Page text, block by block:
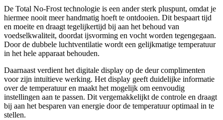
De Total No-Frost technologie is een ander sterk pluspunt, omdat je
hiermee nooit meer handmatig hoeft te ontdooien. Dit bespaart tijd
en moeite en draagt tegelijkertijd bij aan het behoud van
voedselkwaliteit, doordat ijsvorming en vocht worden tegengegaan.
Door de dubbele luchtventilatie wordt een gelijkmatige temperatuur
in het hele apparaat behouden.
Daarnaast verdient het digitale display op de deur complimenten
voor zijn intuïtieve werking. Het display geeft duidelijke informatie
over de temperatuur en maakt het mogelijk om eenvoudig
instellingen aan te passen. Dit vergemakkelijkt de controle en draagt
bij aan het besparen van energie door de temperatuur optimaal in te
stellen.